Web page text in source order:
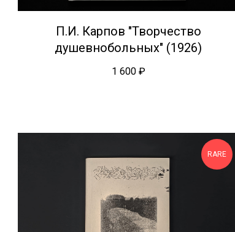
П.И. Карпов "Творчество
душевнобольных" (1926)
1 600 ₽
RARE